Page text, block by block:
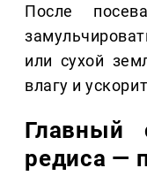
После
или сухой
влагу и
Главный
редиса —